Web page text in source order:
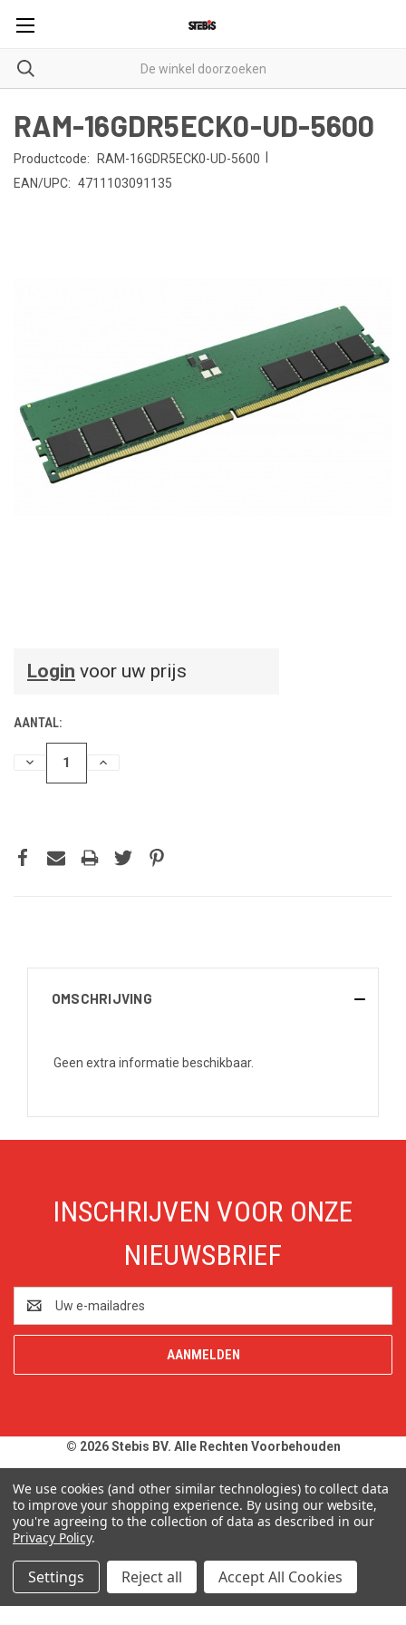
RAM-16GDR5ECK0-UD-5600
Productcode: RAM-16GDR5ECK0-UD-5600
EAN/UPC: 4711103091135
Login voor uw prijs
AANTAL:
HOEVEELHEIDHOEVEELHEID
OMSCHRIJVING
Geen extra informatie beschikbaar.
INSCHRIJVEN VOOR ONZE
NIEUWSBRIEF
mailadres
© 2026 Stebis BV. Alle Rechten Voorbehouden
Alle prijzen en specificaties zijn onder voorbehoud, exclusief BTW,
zolang de voorraad strekt. Afbeeldingen van producten kunnen
afwijken van de werkelijkheid. Op al onze aanbiedingen en
leveringen zijn onze
toepassing. Wij wijzen u uitdrukkelijk op onzePrivacy Policy
Typefouten alsmede prijswijzigingen uitdrukkelijk voorbehouden.
We use cookies (and other similar technologies) to collect data
to improve your shopping experience. By using our website,
you're agreeing to the collection of data as described in our
Privacy Policy.
Settings Reject all Accept All Cookies